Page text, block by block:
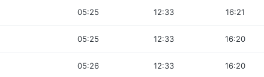
05:25 12:33 16:21
05:25 12:33 16:20
05:26 12:33 16:20